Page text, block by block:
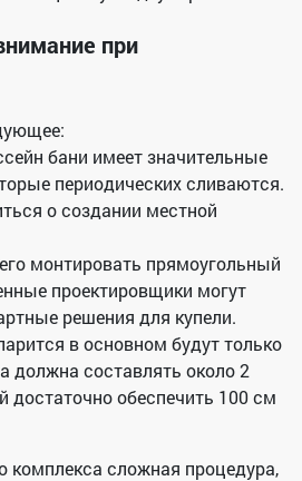
при
бани имеет значительные
периодических сливаются.
о создании местной
монтировать прямоугольный
проектировщики могут
решения для купели.
в основном будут только
должна составлять около 2
достаточно обеспечить 100 см
комплекса сложная процедура,